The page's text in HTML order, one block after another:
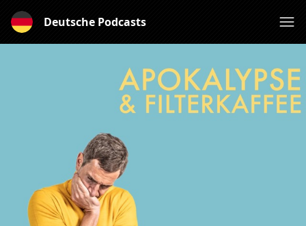
Deutsche Podcasts